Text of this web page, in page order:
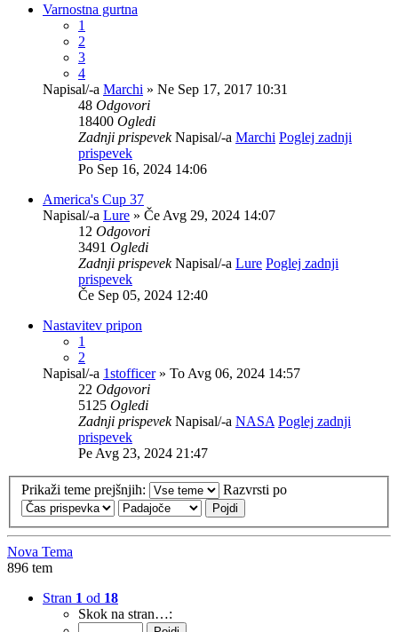
Varnostna gurtna
1
2
3
4
Napisal/-a Marchi » Ne Sep 17, 2017 10:31
48 Odgovori
18400 Ogledi
Zadnji prispevekNapisal/-a Marchi Poglej zadnji
prispevek
Po Sep 16, 2024 14:06
America's Cup 37
Napisal/-a Lure » Če Avg 29, 2024 14:07
12 Odgovori
3491 Ogledi
Zadnji prispevekNapisal/-a Lure Poglej zadnji
prispevek
Če Sep 05, 2024 12:40
Nastavitev pripon
1
2
Napisal/-a 1stofficer» To Avg 06, 2024 14:57
22 Odgovori
5125 Ogledi
Zadnji prispevekNapisal/-a NASA Poglej zadnji
prispevek
Pe Avg 23, 2024 21:47
Prikaži teme prejšnjih: Razvrsti po
Nova Tema
896 tem
Stran 1 od 18
Skok na stran…: